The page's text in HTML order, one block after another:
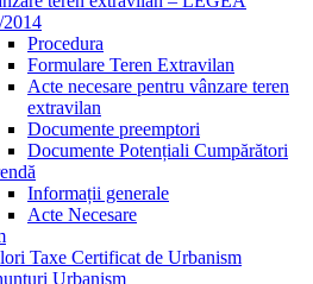
2014
Procedura
Formulare Teren Extravilan
Acte necesare pentru vânzare teren
extravilan
Documente preemptori
Documente Potențiali Cumpărători
Informații generale
Acte Necesare
Taxe Certificat de Urbanism
Urbanism